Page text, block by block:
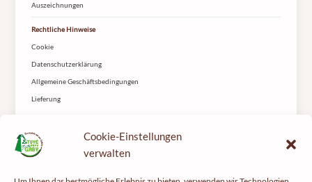
Cookie-Einstellungen
verwalten
Auszeichnungen
Rechtliche Hinweise
Cookie
Datenschutzerklärung
Allgemeine Geschäftsbedingungen
Lieferung
Le Tuyé du Papy Gaby
2 rue les Coteys
25650 Gilley